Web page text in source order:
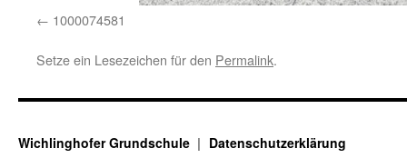
1000074581
Setze ein Lesezeichen für den Permalink.
Wichlinghofer Grundschule Datenschutzerklärung